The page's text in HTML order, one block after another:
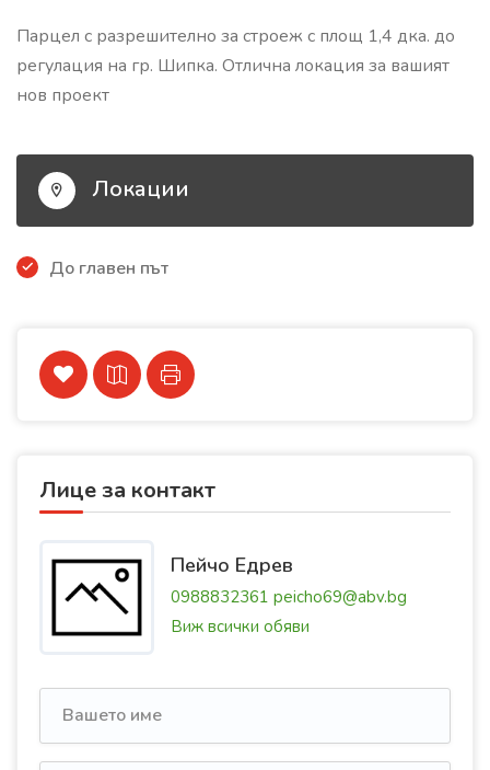
Парцел с разрешително за строеж с площ 1,4 дка. до
регулация на гр. Шипка. Отлична локация за вашият
нов проект
Локации
До главен път
Лице за контакт
Пейчо Едрев
0988832361 peicho69@abv.bg
Виж всички обяви